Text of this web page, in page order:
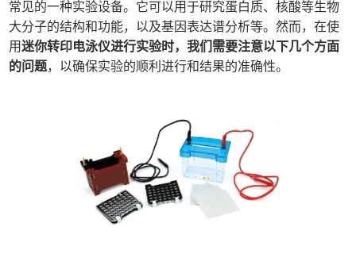
常见的一种实验设备。它可以用于研究蛋白质、核酸等生物
大分子的结构和功能，以及基因表达谱分析等。然而，在使
用迷你转印电泳仪进行实验时，我们需要注意以下几个方面
的问题，以确保实验的顺利进行和结果的准确性。